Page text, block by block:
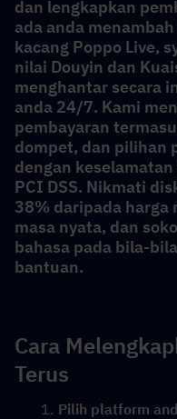
dan lengkapkan
ada anda
kacang Poppo Live,
nilai Douyin dan
menghantar secara
anda 24/7. Kami
pembayaran
dompet, dan pilihan
dengan
PCI DSS. Nikmati
38% daripada harga
masa nyata, dan
bahasa pada bila-
bantuan.
Cara
Terus
Pilih platform